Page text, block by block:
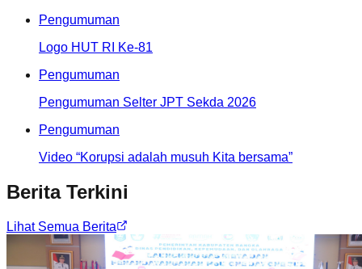
Pengumuman
Logo HUT RI Ke-81
Pengumuman
Pengumuman Selter JPT Sekda 2026
Pengumuman
Video “Korupsi adalah musuh Kita bersama”
Berita Terkini
Lihat Semua Berita